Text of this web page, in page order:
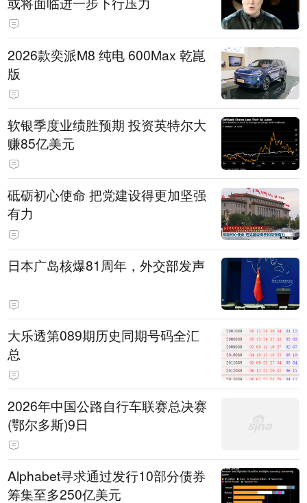
2026款奕派M8 纯电 600Max 乾崑
版
软银季度业绩胜预期 投资英特尔大
赚85亿美元
砥砺初心使命 把党建设得更加坚强
有力
日本广岛核爆81周年，外交部发声
大乐透第089期历史同期号码全汇
总
2026年中国公路自行车联赛总决赛
(鄂尔多斯)9日
Alphabet寻求通过发行10部分债券
筹集至多250亿美元